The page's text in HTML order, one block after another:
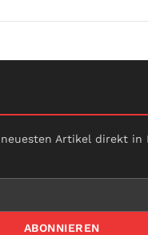
Artikel direkt in
ABONNIEREN